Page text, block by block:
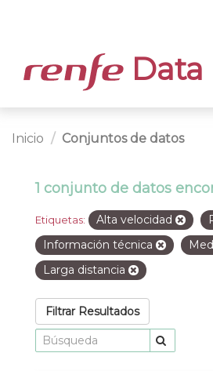
Data
Inicio Conjuntos de datos
1 conjunto de datos
Etiquetas: Alta velocidad
Información técnica
Larga distancia
Filtrar Resultados